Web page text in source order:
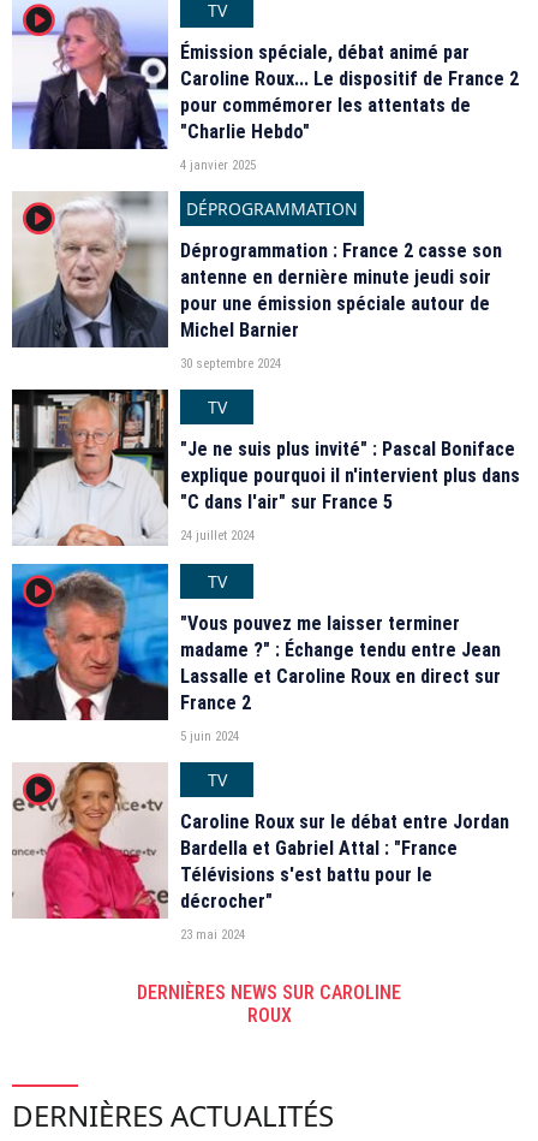
player2
TV
Émission spéciale, débat animé par
Caroline Roux... Le dispositif de France 2
pour commémorer les attentats de
"Charlie Hebdo"
4 janvier 2025
player2
DÉPROGRAMMATION
Déprogrammation : France 2 casse son
antenne en dernière minute jeudi soir
pour une émission spéciale autour de
Michel Barnier
30 septembre 2024
TV
"Je ne suis plus invité" : Pascal Boniface
explique pourquoi il n'intervient plus dans
"C dans l'air" sur France 5
24 juillet 2024
player2
TV
"Vous pouvez me laisser terminer
madame ?" : Échange tendu entre Jean
Lassalle et Caroline Roux en direct sur
France 2
5 juin 2024
player2
TV
Caroline Roux sur le débat entre Jordan
Bardella et Gabriel Attal : "France
Télévisions s'est battu pour le
décrocher"
23 mai 2024
DERNIÈRES NEWS SUR CAROLINE
ROUX
DERNIÈRES ACTUALITÉS